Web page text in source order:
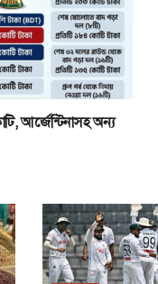
আর্জেন্টিনাসহ অন্য